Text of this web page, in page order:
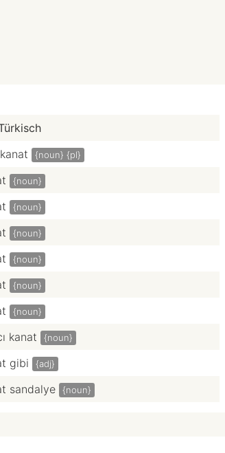
{noun} {pl}
{noun}
{noun}
{noun}
{noun}
{noun}
{noun}
kanat {noun}
gibi {adj}
sandalye {noun}